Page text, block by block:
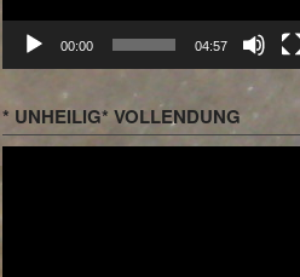
00:00 04:57
* UNHEILIG* VOLLENDUNG
Player